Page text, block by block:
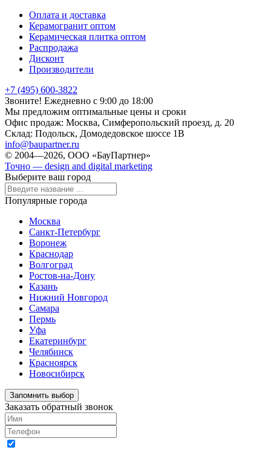
Оплата и доставка
Керамогранит оптом
Керамическая плитка оптом
Распродажа
Дисконт
Производители
+7 (495) 600-3822
Звоните! Ежедневно с 9:00 до 18:00
Мы предложим оптимальные цены и сроки
Офис продаж: Москва, Симферопольский проезд, д. 20
Склад: Подольск, Домодедовское шоссе 1В
info@baupartner.ru
© 2004—2026, ООО «БауПартнер»
Точно — design and digital marketing
Выберите ваш город
Популярные города
Москва
Санкт-Петербург
Воронеж
Краснодар
Волгоград
Ростов-на-Дону
Казань
Нижний Новгород
Самара
Пермь
Уфа
Екатеринбург
Челябинск
Красноярск
Новосибирск
Запомнить выбор
Заказать обратный звонок